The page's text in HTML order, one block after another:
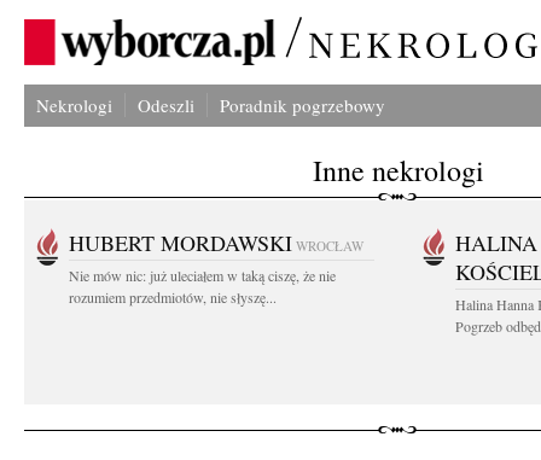
Nekrologi Odeszli Poradnik pogrzebowy
Inne nekrologi
HUBERT MORDAWSKI WROCŁAW
Nie mów nic: już uleciałem w taką ciszę, że nie
rozumiem przedmiotów, nie słyszę...
Halina Hanna
Pogrzeb